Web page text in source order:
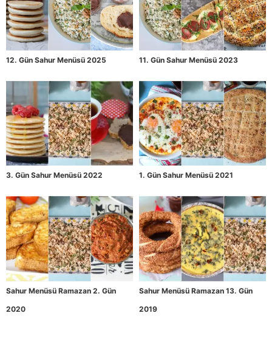
12. Gün Sahur Menüsü 2025 11. Gün Sahur Menüsü 2023
3. Gün Sahur Menüsü 2022 1. Gün Sahur Menüsü 2021
Sahur Menüsü Ramazan 2. Gün
2020
Sahur Menüsü Ramazan 13. Gün
2019